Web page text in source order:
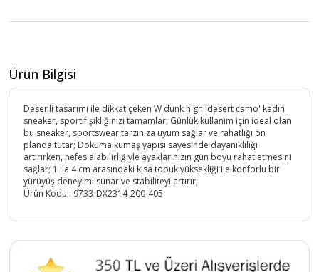
Ürün Bilgisi
Desenli tasarımı ile dikkat çeken W dunk high 'desert camo' kadın
sneaker, sportif şıklığınızı tamamlar; Günlük kullanım için ideal olan
bu sneaker, sportswear tarzınıza uyum sağlar ve rahatlığı ön
planda tutar; Dokuma kumaş yapısı sayesinde dayanıklılığı
artırırken, nefes alabilirliğiyle ayaklarınızın gün boyu rahat etmesini
sağlar; 1 ila 4 cm arasındaki kısa topuk yüksekliği ile konforlu bir
yürüyüş deneyimi sunar ve stabiliteyi artırır;
Ürün Kodu : 9733-DX2314-200-405